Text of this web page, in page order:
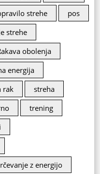
strehe
pos
strehe
obolenja
energija
rak
streha
trening
z energijo